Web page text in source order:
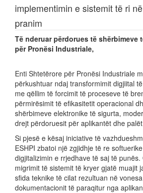
implementimin e sistemit të ri
pranim
Të nderuar përdorues të shërbimeve
për Pronësi Industriale,
Enti Shtetërore për Pronësi Industriale
përkushtuar ndaj transformimit digjiital
me qëllim të forcimit të proceseve të
përmirësimit të efikasitetit operacional
shërbimeve elektronike të sigurta,
drejt përdoruesit për aplikantët dhe
Si pjesë e kësaj iniciative të
ESHPI zbatoi një zgjidhje të re
digjitalizimin e rrjedhave të saj të
migrimit të sistemit të kryer gjatë muajit
sfida teknike të cilat rezultuan në
dokumentacionit të paraqitur nga